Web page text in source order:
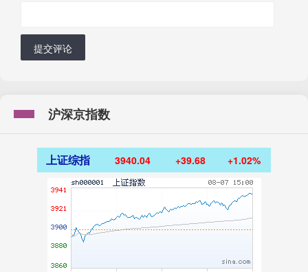
提交评论
沪深京指数
上证综指 3940.04 +39.68 +1.02%